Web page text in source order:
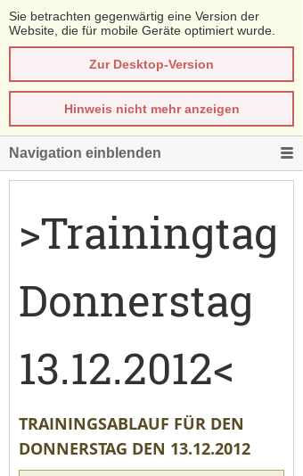
Sie betrachten gegenwärtig eine Version der
Website, die für mobile Geräte optimiert wurde.
Zur Desktop-Version
Hinweis nicht mehr anzeigen
Navigation einblenden
>Trainingtag
Donnerstag
13.12.2012<
TRAININGSABLAUF FÜR DEN
DONNERSTAG DEN 13.12.2012